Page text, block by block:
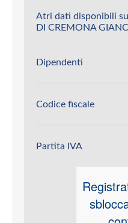
Atri dati disponibili su
DI CREMONA
Dipendenti
Codice fiscale
Partita IVA